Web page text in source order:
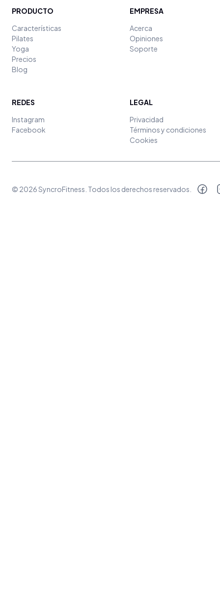
PRODUCTO
Características
Pilates
Yoga
Precios
Blog
EMPRESA
Acerca
Opiniones
Soporte
REDES
Instagram
Facebook
LEGAL
Privacidad
Términos y condiciones
Cookies
© 2026SyncroFitness . Todos los derechos reservados.